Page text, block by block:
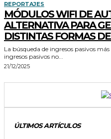
REPORTAJES
MÓDULOS WIFI DE
ALTERNATIVA PARA
DISTINTAS FORMAS
La búsqueda de ingresos pasivos más
ingresos pasivos no...
21/12/2025
ÚLTIMOS ARTÍCULOS